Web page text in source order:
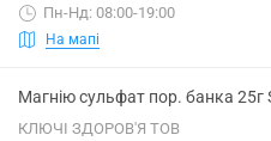
Пн-Нд: 08:00-19:00
На мапі
Магнію сульфат пор. банка 25г
КЛЮЧІ ЗДОРОВ'Я ТОВ